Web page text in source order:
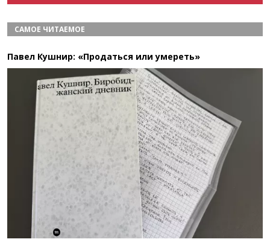
САМОЕ ЧИТАЕМОЕ
Павел Кушнир: «Продаться или умереть»